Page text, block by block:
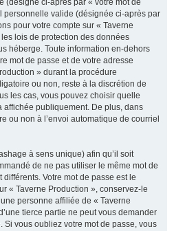
personnelle valide (désignée ci-après par
pour votre compte sur « Taverne
lois de protection des données
héberge. Toute information en-dehors
mot de passe et de votre adresse
» durant la procédure
ou non, reste à la discrétion de
les cas, vous pouvez choisir quelle
affichée publiquement. De plus, dans
ou non à l’envoi automatique de courriel
à sens unique) afin qu’il soit
de ne pas utiliser le même mot de
Votre mot de passe est le
« Taverne Production », conservez-le
personne affiliée de « Taverne
tierce partie ne peut vous demander
Si vous oubliez votre mot de passe, vous